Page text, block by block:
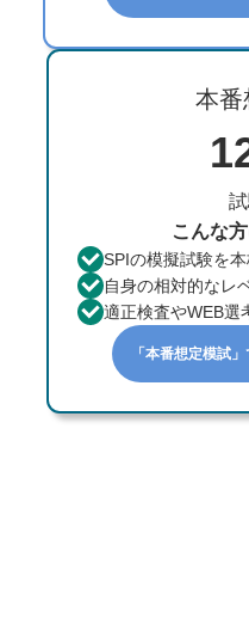
本番
こんな
SPIの模擬試験を
自身の相対的なレ
適正検査やWEB選
「本番想定模試